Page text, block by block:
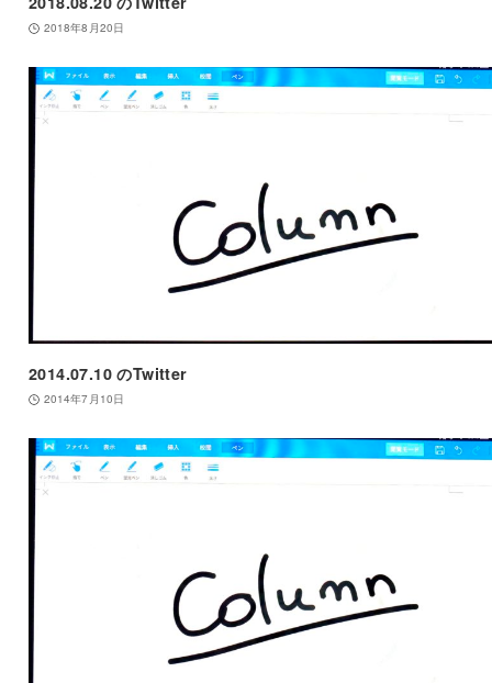
2018年8月20日
2014.07.10 のTwitter
2014年7月10日